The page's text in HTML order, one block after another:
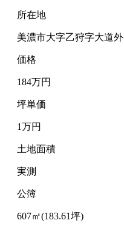
所在地
美濃市大字乙狩字大道外
価格
184万円
坪単価
1万円
土地面積
実測
公簿
607㎡(183.61坪)